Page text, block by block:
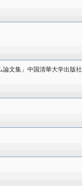
論文集」中国清華大学出版社